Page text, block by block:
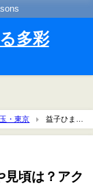
多彩
・東京
益子ひまわ
見頃は？アク